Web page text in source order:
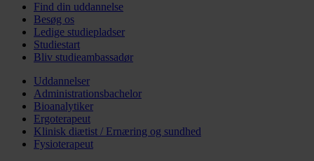
Find din uddannelse
Besøg os
Ledige studiepladser
Studiestart
Bliv studieambassadør
Uddannelser
Administrationsbachelor
Bioanalytiker
Ergoterapeut
Klinisk diætist / Ernæring og sundhed
Fysioterapeut